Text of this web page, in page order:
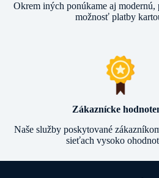
Okrem iných ponúkame aj
možnosť platby
Zákaznícke
Naše služby poskytované
sieťach vysoko